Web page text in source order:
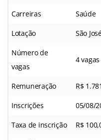
Carreiras Saúde
Lotação São
Número de
vagas
4
Remuneração R$
Inscrições 05/08/
Taxa de inscrição R$